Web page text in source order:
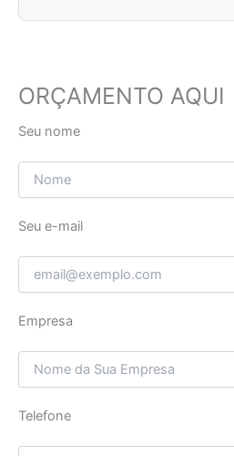
ORÇAMENTO AQUI
Seu nome
Seu e-mail
Empresa
Telefone